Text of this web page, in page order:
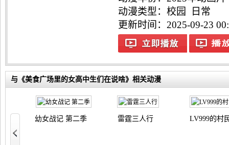
动漫类型： 校园
日常
更新时间：2025-09-23
与《美食广场里的女高中生们在说啥》相关动漫
姐才不玩格斗游戏～
幼女战记 第二季 雷霆三人行 LV999的村